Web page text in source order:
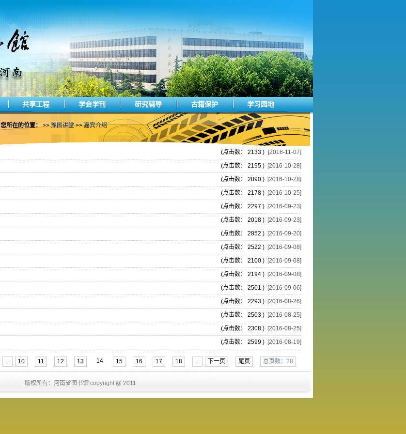
共享工程 学会学刊 研究辅导 古籍保护 学习园地
您所在的位置：>>豫图讲堂>>嘉宾介绍
(点击数： 2133 )
[2016-11-07]
(点击数： 2195 ) [2016-10-28]
(点击数： 2090 ) [2016-10-28]
(点击数： 2178 ) [2016-10-25]
(点击数： 2297 ) [2016-09-23]
(点击数： 2018 ) [2016-09-23]
(点击数： 2852 ) [2016-09-20]
(点击数： 2522 ) [2016-09-08]
(点击数： 2100 ) [2016-09-08]
(点击数： 2194 ) [2016-09-08]
(点击数： 2501 ) [2016-09-06]
(点击数： 2293 ) [2016-08-26]
(点击数： 2503 ) [2016-08-25]
(点击数： 2308 ) [2016-08-25]
(点击数： 2599 ) [2016-08-19]
... 10 11 12 13 14 15 16 17 18 ... 下一页 尾页 总页数：28
版权所有：河南省图书馆 copyright @ 2011